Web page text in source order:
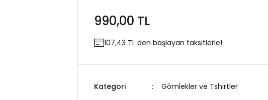
990,00 TL
107,43 TL den başlayan taksitlerle!
Kategori
Gömlekler ve Tshirtler